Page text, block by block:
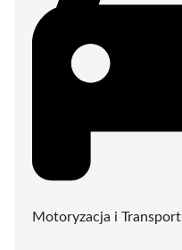
Motoryzacja i Transport